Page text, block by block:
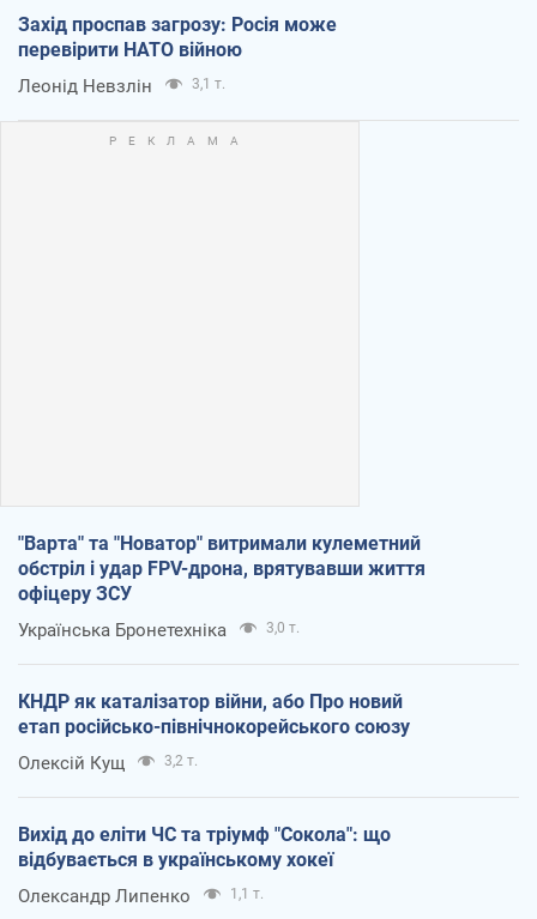
Захід проспав загрозу: Росія може
перевірити НАТО війною
Леонід Невзлін 3,1 т.
"Варта" та "Новатор" витримали кулеметний
обстріл і удар FPV-дрона, врятувавши життя
офіцеру ЗСУ
Українська Бронетехніка 3,0 т.
КНДР як каталізатор війни, або Про новий
етап російсько-північнокорейського союзу
Олексій Кущ 3,2 т.
Вихід до еліти ЧС та тріумф "Сокола": що
відбувається в українському хокеї
Олександр Липенко 1,1 т.